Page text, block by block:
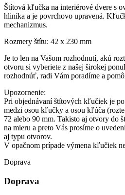
-
SO
ZLM
zlatá
Štítová kľučka na interiérové dvere s
hliníka a je povrchovo upravená.
mechanizmus.
Rozmery štítu: 42 x 230 mm
Je to len na Vašom rozhodnutí, akú
otvoru si vyberiete z našej širokej
rozhodnúť, radi Vám poradíme a
Upozornenie:
Pri objednávaní štítových kľučiek je
medzi osou kľučky a osou kľúča
72 alebo 90 mm. Takisto aj otvory do
na mieru a preto Vás prosíme o
aj typu otvorov.
V opačnom prípade výmena kľučiek
Doprava
Doprava